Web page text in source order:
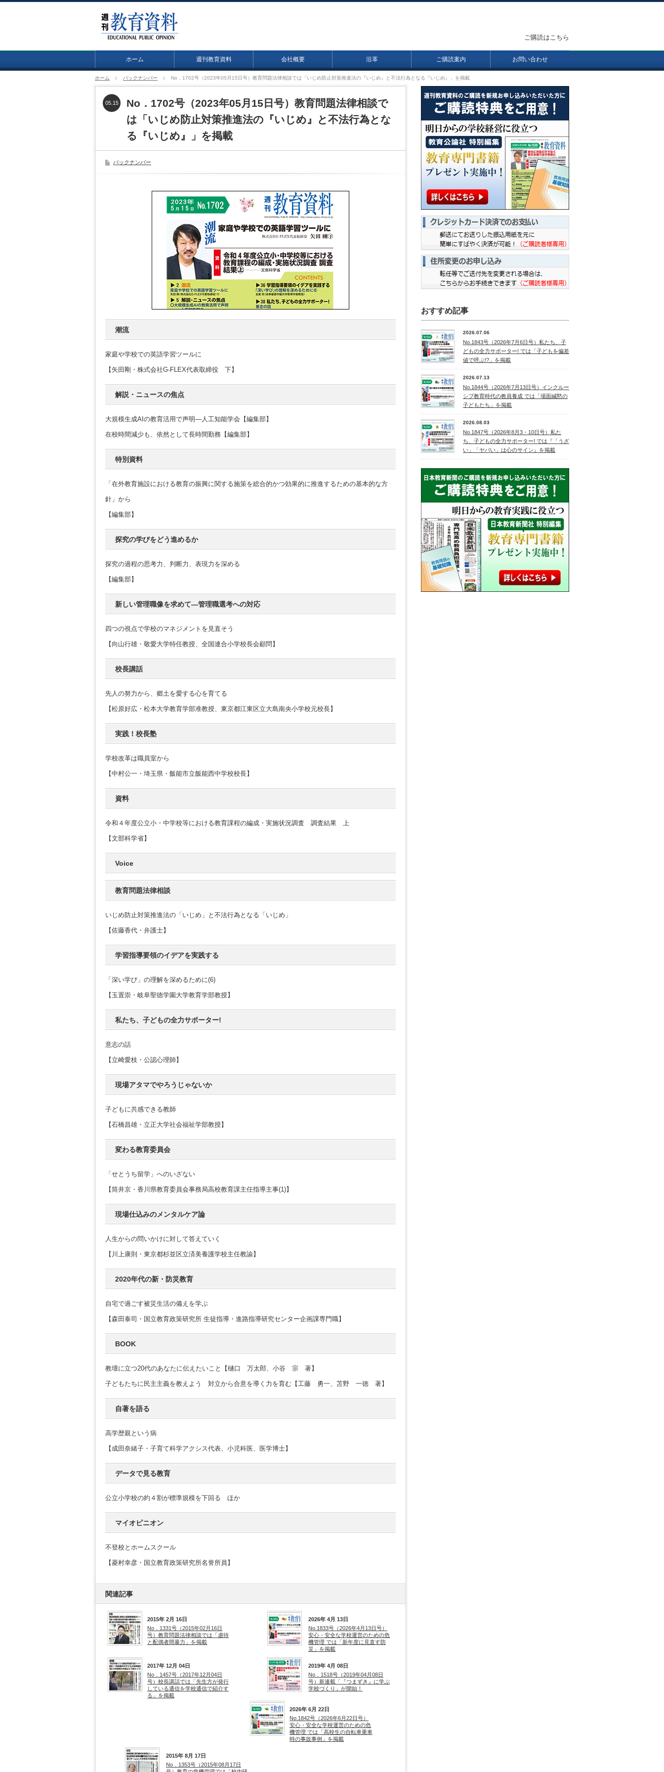
ホーム 週刊教育資料 会社概要 沿革 ご購読案内 お問い合わせ
ご購読はこちら
ホーム バックナンバー No．1702号（2023年05月15日号）教育問題法律相談では「いじめ防止対策推進法の『いじめ』と不法行為となる『いじめ』」を掲載
No．1702号（2023年05月15日号）教育問題法律相談で
は「いじめ防止対策推進法の『いじめ』と不法行為とな
る『いじめ』」を掲載
05.15
バックナンバー
潮流
家庭や学校での英語学習ツールに
【矢田剛・株式会社G-FLEX代表取締役 下】
解説・ニュースの焦点
大規模生成AIの教育活用で声明―人工知能学会【編集部】
在校時間減少も、依然として長時間勤務【編集部】
特別資料
「在外教育施設における教育の振興に関する施策を総合的かつ効果的に推進するための基本的な方
針」から
【編集部】
探究の学びをどう進めるか
探究の過程の思考力、判断力、表現力を深める
【編集部】
新しい管理職像を求めて―管理職選考への対応
四つの視点で学校のマネジメントを見直そう
【向山行雄・敬愛大学特任教授、全国連合小学校長会顧問】
校長講話
先人の努力から、郷土を愛する心を育てる
【松原好広・松本大学教育学部准教授、東京都江東区立大島南央小学校元校長】
実践！校長塾
学校改革は職員室から
【中村公一・埼玉県・飯能市立飯能西中学校校長】
資料
令和４年度公立小・中学校等における教育課程の編成・実施状況調査 調査結果 上
【文部科学省】
Voice
教育問題法律相談
いじめ防止対策推進法の「いじめ」と不法行為となる「いじめ」
【佐藤香代・弁護士】
学習指導要領のイデアを実践する
「深い学び」の理解を深めるために(6)
【玉置崇・岐阜聖徳学園大学教育学部教授】
私たち、子どもの全力サポーター!
意志の話
【立崎愛枝・公認心理師】
現場アタマでやろうじゃないか
子どもに共感できる教師
【石橋昌雄・立正大学社会福祉学部教授】
変わる教育委員会
「せとうち留学」へのいざない
【筒井京・香川県教育委員会事務局高校教育課主任指導主事(1)】
現場仕込みのメンタルケア論
人生からの問いかけに対して答えていく
【川上康則・東京都杉並区立済美養護学校主任教諭】
2020年代の新・防災教育
自宅で過ごす被災生活の備えを学ぶ
【森田泰司・国立教育政策研究所 生徒指導・進路指導研究センター企画課専門職】
BOOK
教壇に立つ20代のあなたに伝えたいこと【樋口 万太郎、小谷 宗 著】
子どもたちに民主主義を教えよう 対立から合意を導く力を育む【工藤 勇一、苫野 一徳 著】
自著を語る
高学歴親という病
【成田奈緒子・子育て科学アクシス代表、小児科医、医学博士】
データで見る教育
公立小学校の約４割が標準規模を下回る ほか
マイオピニオン
不登校とホームスクール
【菱村幸彦・国立教育政策研究所名誉所員】
関連記事
2015年 2月 16日
No．1331号（2015年02月16日
号）教育問題法律相談では「虐待
と配偶者間暴力」を掲載
2026年 4月 13日
No.1833号（2026年4月13日号）
安心・安全な学校運営のための危
機管理 では「新年度に見直す防
災」を掲載
2017年 12月 04日
No．1457号（2017年12月04日
号）校長講話では「先生方が発行
している通信を学校通信で紹介す
る」を掲載
2019年 4月 08日
No．1518号（2019年04月08日
号）新連載「『つまずき』に学ぶ
学校づくり」が開始！
2026年 6月 22日
No.1842号（2026年6月22日号）
安心・安全な学校運営のための危
機管理 では「高校生の自転車乗車
時の事故事例」を掲載
2015年 8月 17日
No．1353号（2015年08月17日
おすすめ記事
2026.07.06
No.1843号（2026年7月6日号）私たち、子
どもの全力サポーター! では「子どもを偏差
値で呼ぶ!?」を掲載
2026.07.13
No.1844号（2026年7月13日号）インクルー
シブ教育時代の教員養成 では「場面緘黙の
子どもたち」を掲載
2026.08.03
No.1847号（2026年8月3・10日号）私た
ち、子どもの全力サポーター! では『「うざ
い」「ヤバい」は心のサイン』を掲載